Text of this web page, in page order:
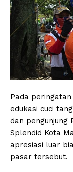
Pada
edukasi cuci
dan pengunjung
Splendid Kota
apresiasi luar
pasar tersebut.